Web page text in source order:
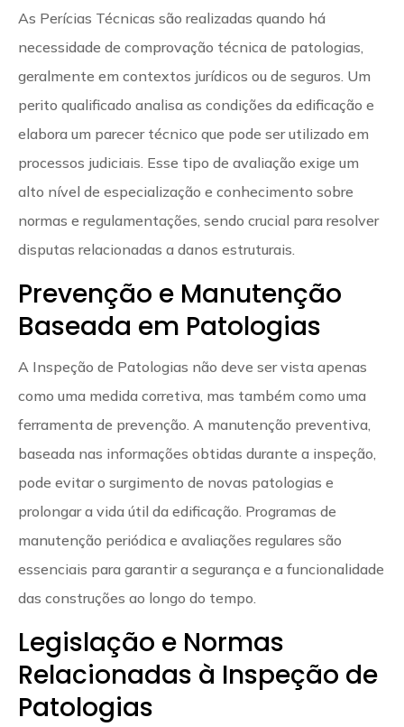
As Perícias Técnicas são realizadas quando há
necessidade de comprovação técnica de patologias,
geralmente em contextos jurídicos ou de seguros. Um
perito qualificado analisa as condições da edificação e
elabora um parecer técnico que pode ser utilizado em
processos judiciais. Esse tipo de avaliação exige um
alto nível de especialização e conhecimento sobre
normas e regulamentações, sendo crucial para resolver
disputas relacionadas a danos estruturais.
Prevenção e Manutenção
Baseada em Patologias
A Inspeção de Patologias não deve ser vista apenas
como uma medida corretiva, mas também como uma
ferramenta de prevenção. A manutenção preventiva,
baseada nas informações obtidas durante a inspeção,
pode evitar o surgimento de novas patologias e
prolongar a vida útil da edificação. Programas de
manutenção periódica e avaliações regulares são
essenciais para garantir a segurança e a funcionalidade
das construções ao longo do tempo.
Legislação e Normas
Relacionadas à Inspeção de
Patologias